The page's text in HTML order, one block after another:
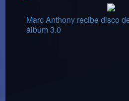
Marc Anthony recibe disco
álbum 3.0